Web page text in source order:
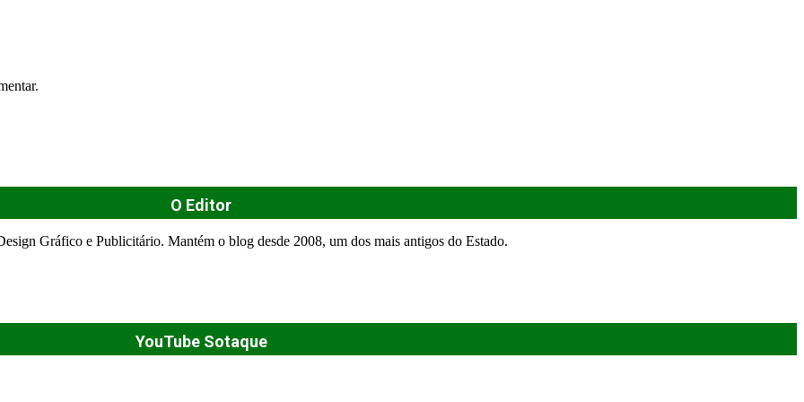
O Editor
Gráfico e Publicitário. Mantém o blog desde 2008, um dos mais antigos do Estado.
YouTube Sotaque